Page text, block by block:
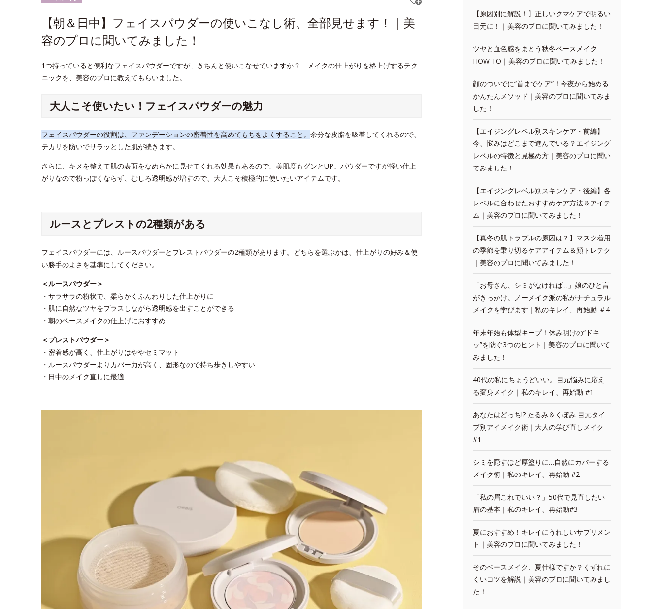
【朝＆日中】フェイスパウダーの使いこなし術、全部見せます！｜美
容のプロに聞いてみました！
1つ持っていると便利なフェイスパウダーですが、きちんと使いこなせていますか？ メイクの仕上がりを格上げするテク
ニックを、美容のプロに教えてもらいました。
大人こそ使いたい！フェイスパウダーの魅力
フェイスパウダーの役割は、ファンデーションの密着性を高めてもちをよくすること。 余分な皮脂を吸着してくれるので、
テカリを防いでサラッとした肌が続きます。
さらに、キメを整えて肌の表面をなめらかに見せてくれる効果もあるので、美肌度もグンとUP。パウダーですが軽い仕上
がりなので粉っぽくならず、むしろ透明感が増すので、大人こそ積極的に使いたいアイテムです。
ルースとプレストの2種類がある
フェイスパウダーには、ルースパウダーとプレストパウダーの2種類があります。どちらを選ぶかは、仕上がりの好み＆使
い勝手のよさを基準にしてください。
＜ルースパウダー＞
・サラサラの粉状で、柔らかくふんわりした仕上がりに
・肌に自然なツヤをプラスしながら透明感を出すことができる
・朝のベースメイクの仕上げにおすすめ
＜プレストパウダー＞
・密着感が高く、仕上がりはややセミマット
・ルースパウダーよりカバー力が高く、固形なので持ち歩きしやすい
・日中のメイク直しに最適
【原因別に解説！】正しいクマケアで明るい
目元に！｜美容のプロに聞いてみました！
ツヤと血色感をまとう秋冬ベースメイク
HOW TO｜美容のプロに聞いてみました！
顔のついでに“首までケア”！今夜から始める
かんたんメソッド｜美容のプロに聞いてみま
した！
【エイジングレベル別スキンケア・前編】
今、悩みはどこまで進んでいる？エイジング
レベルの特徴と見極め方｜美容のプロに聞い
てみました！
【エイジングレベル別スキンケア・後編】各
レベルに合わせたおすすめケア方法＆アイテ
ム｜美容のプロに聞いてみました！
【真冬の肌トラブルの原因は？】マスク着用
の季節を乗り切るケアアイテム＆顔トレテク
｜美容のプロに聞いてみました！
「お母さん、シミがなければ…」娘のひと言
がきっかけ。ノーメイク派の私がナチュラル
メイクを学びます｜私のキレイ、再始動 ＃4
年末年始も体型キープ！休み明けの“ドキ
ッ”を防ぐ3つのヒント｜美容のプロに聞いて
みました！
40代の私にちょうどいい。目元悩みに応え
る変身メイク｜私のキレイ、再始動 #1
あなたはどっち!? たるみ＆くぼみ 目元タイ
プ別アイメイク術｜大人の学び直しメイク
#1
シミを隠すほど厚塗りに…自然にカバーする
メイク術｜私のキレイ、再始動 #2
「私の眉これでいい？」50代で見直したい
眉の基本｜私のキレイ、再始動#3
夏におすすめ！キレイにうれしいサプリメン
ト｜美容のプロに聞いてみました！
そのベースメイク、夏仕様ですか？くずれに
くいコツを解説｜美容のプロに聞いてみまし
た！